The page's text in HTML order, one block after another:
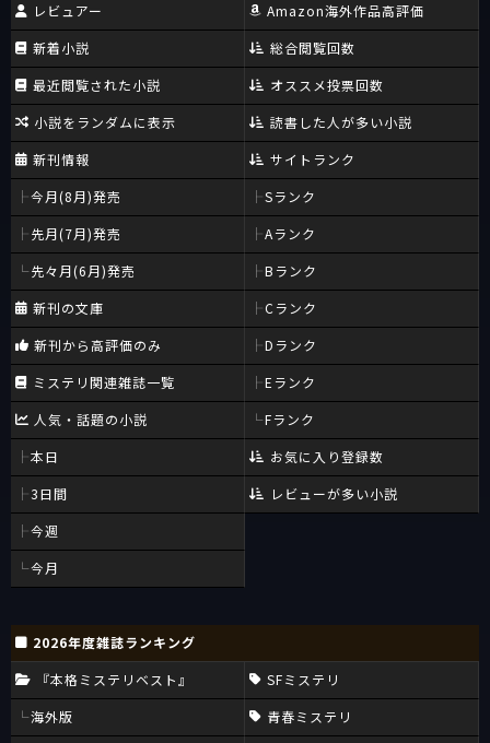
レビュアー
新着小説
最近閲覧された小説
小説をランダムに表示
新刊情報
今月(8月)発売
先月(7月)発売
先々月(6月)発売
新刊の文庫
新刊から高評価のみ
ミステリ関連雑誌一覧
人気・話題の小説
本日
3日間
今週
今月
Amazon海外作品高評価
総合閲覧回数
オススメ投票回数
読書した人が多い小説
サイトランク
Sランク
Aランク
Bランク
Cランク
Dランク
Eランク
Fランク
お気に入り登録数
レビューが多い小説
2026年度雑誌ランキング
『本格ミステリベスト』
海外版
SFミステリ
青春ミステリ